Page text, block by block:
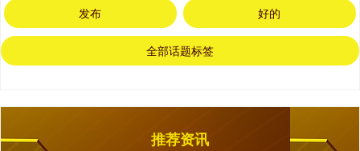
发布 好的
全部话题标签
推荐资讯